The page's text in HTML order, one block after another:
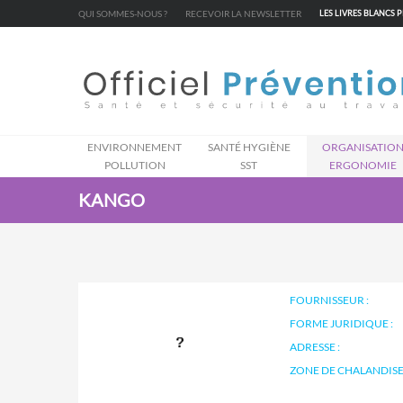
QUI SOMMES-NOUS ? RECEVOIR LA NEWSLETTER LES LIVRES BLANCS
ENVIRONNEMENT
POLLUTION
SANTÉ HYGIÈNE
SST
ORGANISATION
ERGONOMIE
KANGO
FOURNISSEUR :
FORME JURIDIQUE :
ADRESSE :
ZONE DE
Cookies management panel